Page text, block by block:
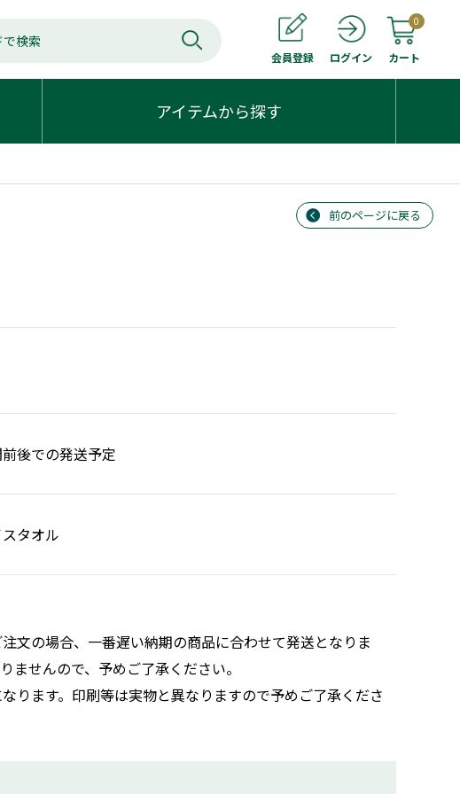
会員登録 ログイン
0
カート
アイテムから探す
前のページに戻る
後での発送予定
タオル
文の場合、一番遅い納期の商品に合わせて発送となりま
ませんので、予めご了承ください。
ります。印刷等は実物と異なりますので予めご了承くださ